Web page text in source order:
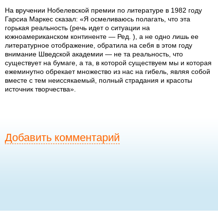
На вручении Нобелевской премии по литературе в 1982 году
Гарсиа Маркес сказал: «Я осмеливаюсь полагать, что эта
горькая реальность (речь идет о ситуации на
южноамериканском континенте — Ред. ), а не одно лишь ее
литературное отображение, обратила на себя в этом году
внимание Шведской академии — не та реальность, что
существует на бумаге, а та, в которой существуем мы и которая
ежеминутно обрекает множество из нас на гибель, являя собой
вместе с тем неиссякаемый, полный страдания и красоты
источник творчества».
Добавить комментарий